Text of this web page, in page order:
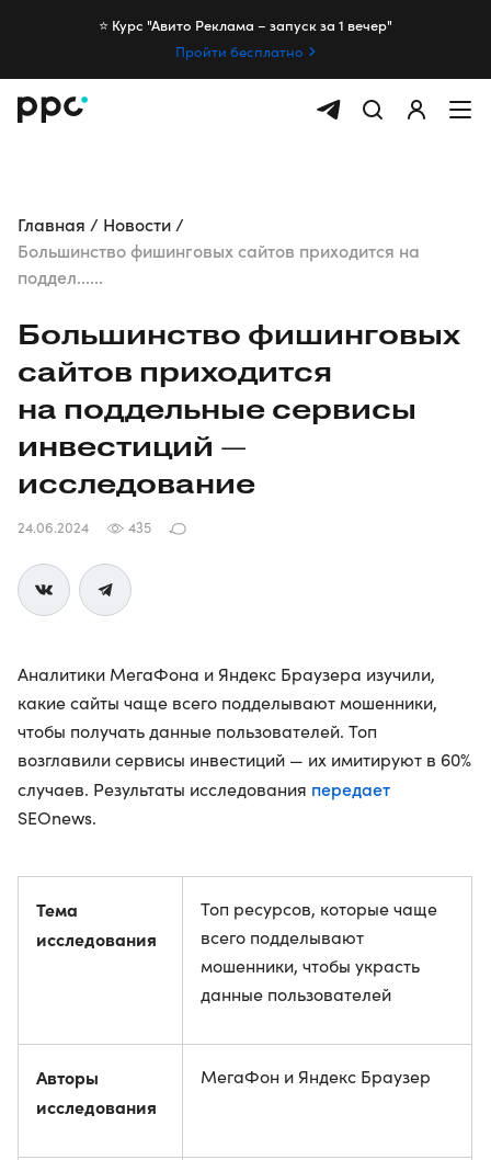
⭐️ Курс "Авито Реклама – запуск за 1 вечер"
Пройти бесплатно
Главная
Новости
Большинство фишинговых сайтов приходится на
поддел......
Большинство фишинговых
сайтов приходится
на поддельные сервисы
инвестиций —
исследование
24.06.2024 435
Аналитики МегаФона и Яндекс Браузера изучили,
какие сайты чаще всего подделывают мошенники,
чтобы получать данные пользователей. Топ
возглавили сервисы инвестиций — их имитируют в 60%
случаев. Результаты исследования передает
SEOnews.
Тема
исследования
Топ ресурсов, которые чаще
всего подделывают
мошенники, чтобы украсть
данные пользователей
Авторы
исследования
МегаФон и Яндекс Браузер